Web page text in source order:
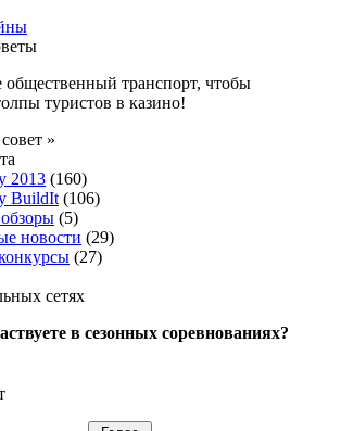
общественный транспорт, чтобы
туристов в казино!
»
2013 (160)
BuildIt (106)
(5)
новости (29)
(27)
сетях
в сезонных соревнованиях?